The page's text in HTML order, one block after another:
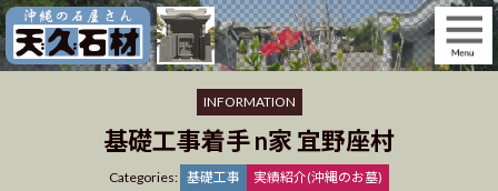
Skip
to
content
INFORMATION
基礎工事着手 n家 宜野座村
Categories: Categories
基礎工事
実績紹介(沖縄のお墓)